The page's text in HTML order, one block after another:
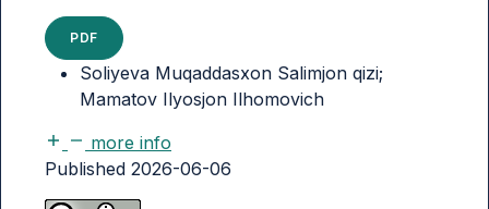
PDF
Soliyeva Muqaddasxon Salimjon qizi;
Mamatov Ilyosjon Ilhomovich
more info
Published 2026-06-06